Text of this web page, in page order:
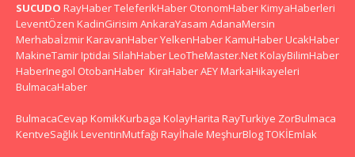
SUCUDO RayHaberTeleferikHaber OtonomHaber KimyaHaberleri
LeventÖzen KadinGirisim AnkaraYasam AdanaMersin
Merhabaİzmir KaravanHaberYelkenHaber KamuHaber UcakHaber
MakineTamir Iptidai SilahHaber LeoTheMaster.Net KolayBilimHaber
HaberInegol OtobanHaber KiraHaberAEY MarkaHikayeleri
BulmacaHaber
BulmacaCevap KomikKurbaga KolayHarita RayTurkiye ZorBulmaca
KentveSağlık LeventinMutfağı Rayİhale MeşhurBlogTOKİEmlak